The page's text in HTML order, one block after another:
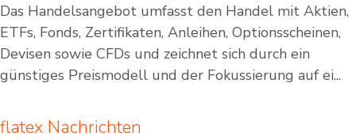
Das Handelsangebot umfasst den Handel mit Aktien,
ETFs, Fonds, Zertifikaten, Anleihen, Optionsscheinen,
Devisen sowie CFDs und zeichnet sich durch ein
günstiges Preismodell und der Fokussierung auf ei...
flatex Nachrichten